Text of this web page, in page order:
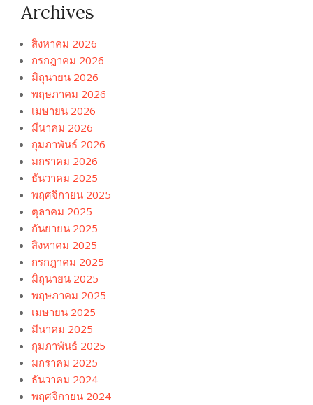
Archives
สิงหาคม 2026
กรกฎาคม 2026
มิถุนายน 2026
พฤษภาคม 2026
เมษายน 2026
มีนาคม 2026
กุมภาพันธ์ 2026
มกราคม 2026
ธันวาคม 2025
พฤศจิกายน 2025
ตุลาคม 2025
กันยายน 2025
สิงหาคม 2025
กรกฎาคม 2025
มิถุนายน 2025
พฤษภาคม 2025
เมษายน 2025
มีนาคม 2025
กุมภาพันธ์ 2025
มกราคม 2025
ธันวาคม 2024
พฤศจิกายน 2024